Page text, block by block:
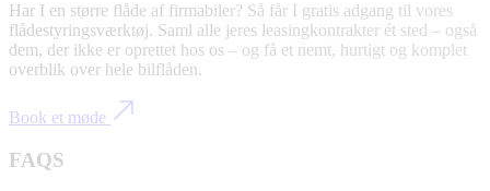
Har I en større flåde af firmabiler? Så får I gratis adgang til vores
flådestyringsværktøj. Saml alle jeres leasingkontrakter ét sted – også
dem, der ikke er oprettet hos os – og få et nemt, hurtigt og komplet
overblik over hele bilflåden.
Book et møde
FAQS